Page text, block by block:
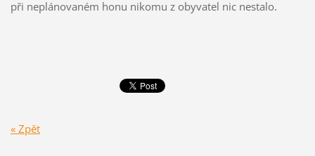
při neplánovaném honu nikomu z obyvatel nic nestalo.
« Zpět